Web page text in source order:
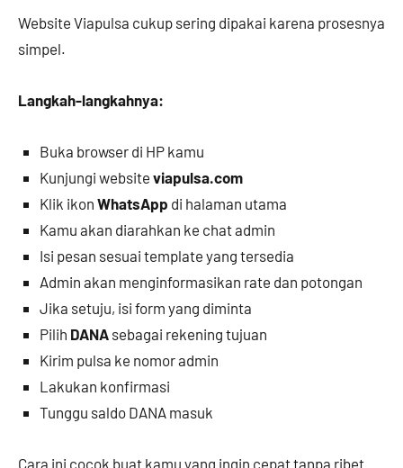
Website Viapulsa cukup sering dipakai karena prosesnya
simpel.
Langkah-langkahnya:
Buka browser di HP kamu
Kunjungi website viapulsa.com
Klik ikon WhatsApp di halaman utama
Kamu akan diarahkan ke chat admin
Isi pesan sesuai template yang tersedia
Admin akan menginformasikan rate dan potongan
Jika setuju, isi form yang diminta
Pilih DANA sebagai rekening tujuan
Kirim pulsa ke nomor admin
Lakukan konfirmasi
Tunggu saldo DANA masuk
Cara ini cocok buat kamu yang ingin cepat tanpa ribet